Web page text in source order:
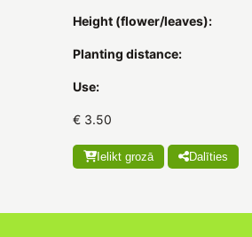
Height (flower/leaves):
Planting distance:
Use:
€ 3.50
Ielikt grozā Dalīties